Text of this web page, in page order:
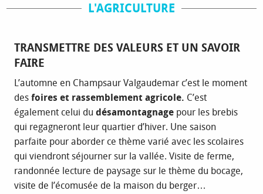
L'AGRICULTURE
TRANSMETTRE DES VALEURS ET UN SAVOIR
FAIRE
L’automne en Champsaur Valgaudemar c’est le moment
des foires et rassemblement agricole. C’est
également celui du désamontagnage pour les brebis
qui regagneront leur quartier d’hiver. Une saison
parfaite pour aborder ce thème varié avec les scolaires
qui viendront séjourner sur la vallée. Visite de ferme,
randonnée lecture de paysage sur le thème du bocage,
visite de l’écomusée de la maison du berger…